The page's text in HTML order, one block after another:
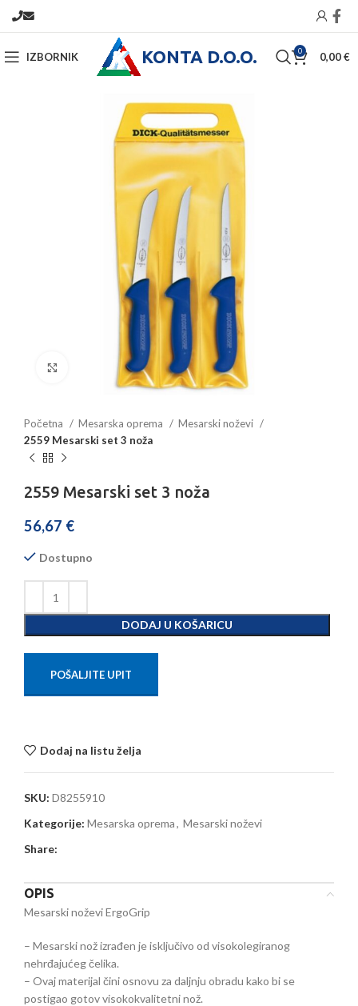
IZBORNIK KONTA D.O.O. 0 0,00€
Povećajte sliku
Početna Mesarska oprema
Mesarski noževi
2559 Mesarski set 3 noža
2559 Mesarski set 3 noža
56,67 €
Dostupno
DODAJ U KOŠARICU
POŠALJITE UPIT
Dodaj na listu želja
SKU: D8255910
Kategorije: Mesarska oprema, Mesarski noževi
Share:
OPIS
Mesarski noževi ErgoGrip
– Mesarski nož izrađen je isključivo od visokolegiranog
nehrđajućeg čelika.
– Ovaj materijal čini osnovu za daljnju obradu kako bi se
postigao gotov visokokvalitetni nož.